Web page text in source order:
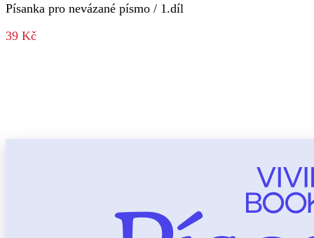
Písanka pro nevázané písmo / 1.díl
39 Kč